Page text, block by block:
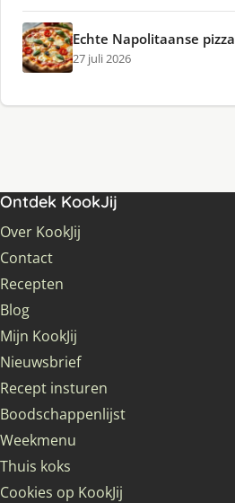
Echte Napolitaanse pizza
27 juli 2026
Ontdek KookJij
Over KookJij
Contact
Recepten
Blog
Mijn KookJij
Nieuwsbrief
Recept insturen
Boodschappenlijst
Weekmenu
Thuis koks
Cookies op KookJij